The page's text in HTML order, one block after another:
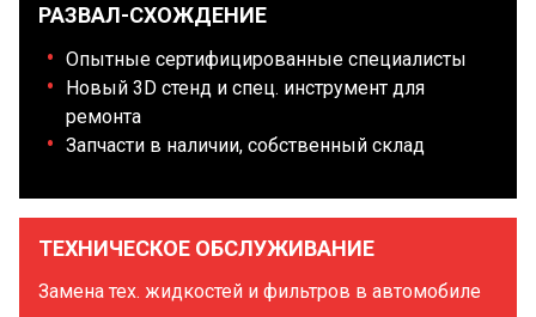
РАЗВАЛ-СХОЖДЕНИЕ
Опытные сертифицированные специалисты
Новый 3D стенд и спец. инструмент для
ремонта
Запчасти в наличии, собственный склад
ТЕХНИЧЕСКОЕ ОБСЛУЖИВАНИЕ
Замена тех. жидкостей и фильтров в автомобиле